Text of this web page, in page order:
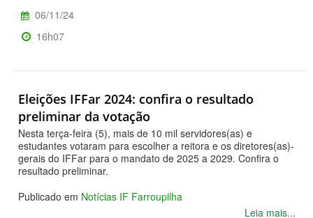
06/11/24
16h07
Eleições IFFar 2024: confira o resultado
preliminar da votação
Nesta terça-feira (5), mais de 10 mil servidores(as) e
estudantes votaram para escolher a reitora e os diretores(as)-
gerais do IFFar para o mandato de 2025 a 2029. Confira o
resultado preliminar.
Publicado em Notícias IF Farroupilha
Leia mais...